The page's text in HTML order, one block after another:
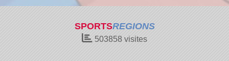
SPORTSREGIONS
503858 visites